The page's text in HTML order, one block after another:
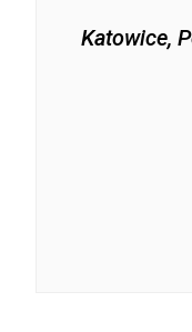
Katowice,